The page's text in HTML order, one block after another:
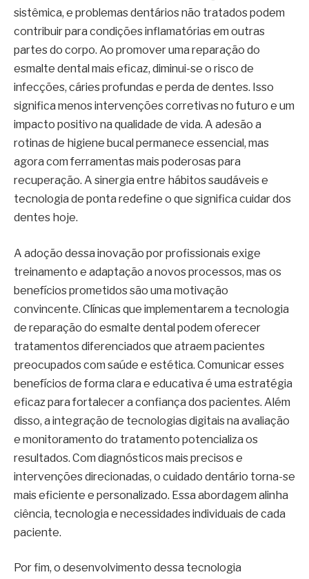
sistêmica, e problemas dentários não tratados podem
contribuir para condições inflamatórias em outras
partes do corpo. Ao promover uma reparação do
esmalte dental mais eficaz, diminui-se o risco de
infecções, cáries profundas e perda de dentes. Isso
significa menos intervenções corretivas no futuro e um
impacto positivo na qualidade de vida. A adesão a
rotinas de higiene bucal permanece essencial, mas
agora com ferramentas mais poderosas para
recuperação. A sinergia entre hábitos saudáveis e
tecnologia de ponta redefine o que significa cuidar dos
dentes hoje.
A adoção dessa inovação por profissionais exige
treinamento e adaptação a novos processos, mas os
benefícios prometidos são uma motivação
convincente. Clínicas que implementarem a tecnologia
de reparação do esmalte dental podem oferecer
tratamentos diferenciados que atraem pacientes
preocupados com saúde e estética. Comunicar esses
benefícios de forma clara e educativa é uma estratégia
eficaz para fortalecer a confiança dos pacientes. Além
disso, a integração de tecnologias digitais na avaliação
e monitoramento do tratamento potencializa os
resultados. Com diagnósticos mais precisos e
intervenções direcionadas, o cuidado dentário torna-se
mais eficiente e personalizado. Essa abordagem alinha
ciência, tecnologia e necessidades individuais de cada
paciente.
Por fim, o desenvolvimento dessa tecnologia